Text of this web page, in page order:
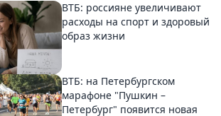
ВТБ: россияне увеличивают
расходы на спорт и здоровый
образ жизни
ВТБ: на Петербургском
марафоне "Пушкин –
Петербург" появится новая